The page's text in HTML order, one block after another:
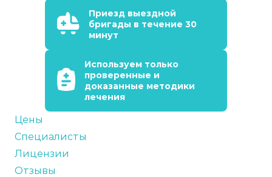
Приезд выездной
бригады в течение 30
минут
Используем только
проверенные и
доказанные методики
лечения
Цены
Специалисты
Лицензии
Отзывы